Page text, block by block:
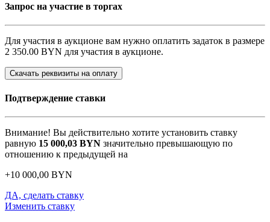
Запрос на участие в торгах
Для участия в аукционе вам нужно оплатить задаток в размере
2 350.00 BYN для участия в аукционе.
Скачать реквизиты на оплату
Подтверждение ставки
Внимание! Вы действительно хотите установить ставку
равную 15 000,03 BYN значительно превышающую по
отношению к предыдущей на
+10 000,00 BYN
ДА, сделать ставку
Изменить ставку